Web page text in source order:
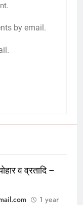
by email.
व व्रतादि –
1 year